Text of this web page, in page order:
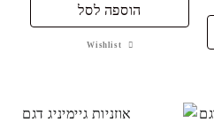
הוספה לסל
Wishlist